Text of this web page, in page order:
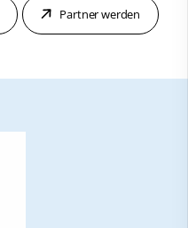
Partner werden